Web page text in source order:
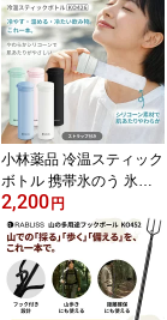
遮光100% UVカット 紫
外線カット 遮熱 日焼け
対策 6本骨 軽量 コンパク
ト アウトドア 熱中症対
策 通勤 通学 営業 形状記
憶 6色 パラソル KO437
小林薬品 冷温スティック
ボトル 携帯氷のう 氷嚢
氷のう 湯たんぽ 冷たい
飲み物 ストラップ付 冷
温ケア 水分補給 軽量 丸
洗い 清潔 熱中症対策 ア
イスパック 冷温スティッ
ク 防災備蓄 通勤 通学 ス
2,200円